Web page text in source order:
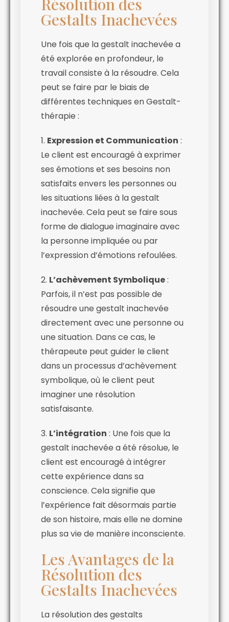
Gestalts Inachevées
Une fois que la gestalt inachevée a
été explorée en profondeur, le
travail consiste à la résoudre. Cela
peut se faire par le biais de
différentes techniques en Gestalt-
thérapie :
1. Expression et Communication :
Le client est encouragé à exprimer
ses émotions et ses besoins non
satisfaits envers les personnes ou
les situations liées à la gestalt
inachevée. Cela peut se faire sous
forme de dialogue imaginaire avec
la personne impliquée ou par
l’expression d’émotions refoulées.
2. L’achèvement Symbolique:
Parfois, il n’est pas possible de
résoudre une gestalt inachevée
directement avec une personne ou
une situation. Dans ce cas, le
thérapeute peut guider le client
dans un processus d’achèvement
symbolique, où le client peut
imaginer une résolution
satisfaisante.
3. L’intégration : Une fois que la
gestalt inachevée a été résolue, le
client est encouragé à intégrer
cette expérience dans sa
conscience. Cela signifie que
l’expérience fait désormais partie
de son histoire, mais elle ne domine
plus sa vie de manière inconsciente.
Les Avantages de la
Résolution des
Gestalts Inachevées
La résolution des gestalts